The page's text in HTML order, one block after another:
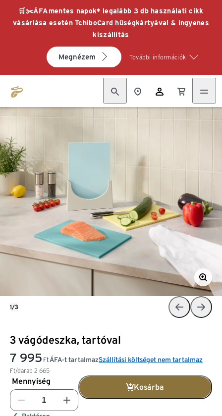
🛒✂️ÁFAmentes napok* legalább 3 db használati cikk
vásárlása esetén TchiboCard hűségkártyával & ingyenes
kiszállítás
Megnézem További információk
3 vágódeszka, tartóval
7 995 Ft
Ft/darab 2 665
ÁFA-t tartalmazSzállítási költséget nem tartalmaz
Mennyiség
Kosárba
1/3